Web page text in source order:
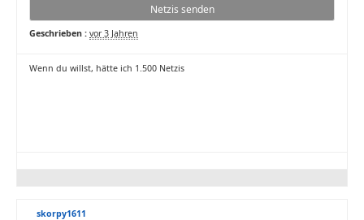
Netzis senden
Geschrieben : vor 3 Jahren
Wenn du willst, hätte ich 1.500 Netzis
skorpy1611